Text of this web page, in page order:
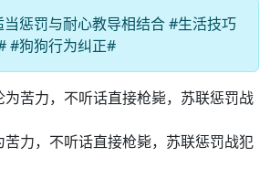
惩罚与耐心教导相结合 #生活技巧
#狗狗行为纠正#
力，不听话直接枪毙，苏联惩罚战犯